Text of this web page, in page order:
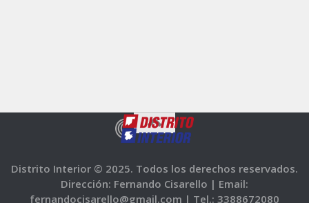
Distrito Interior © 2025. Todos los derechos reservados.
Dirección: Fernando Cisarello | Email:
fernandocisarello@gmail.com | Tel.: 3388672080